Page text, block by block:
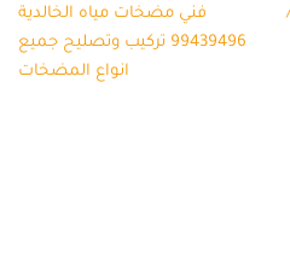
/ 99439496 /
فني مضخات مياه الخالدية
99439496 تركيب وتصليح جميع
انواع المضخات